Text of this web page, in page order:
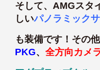
そして、AMGスタ
しいパノラミック
も装備です！その他
PKG、 全方向カメ